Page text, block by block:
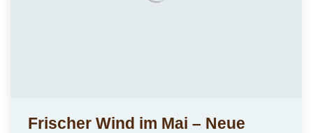
Frischer Wind im Mai – Neue